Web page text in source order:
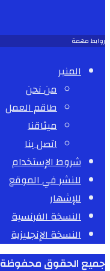
روابط مهمة
المنبر
من نحن
طاقم العمل
ميثاقنا
اتصل بنا
شروط الإستخدام
للنشر في الموقع
للإشهار
النسخة الفرنسية
النسخة الإنجليزية
جميع الحقوق محفوظة